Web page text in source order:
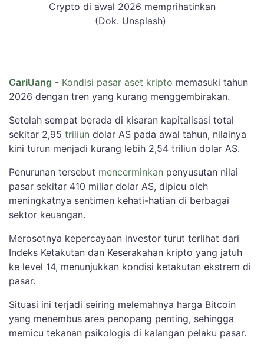
Crypto di awal 2026 memprihatinkan
(Dok. Unsplash)
CariUang - Kondisi pasar aset kripto memasuki tahun
2026 dengan tren yang kurang menggembirakan.
Setelah sempat berada di kisaran kapitalisasi total
sekitar 2,95 triliun dolar AS pada awal tahun, nilainya
kini turun menjadi kurang lebih 2,54 triliun dolar AS.
Penurunan tersebut mencerminkan penyusutan nilai
pasar sekitar 410 miliar dolar AS, dipicu oleh
meningkatnya sentimen kehati-hatian di berbagai
sektor keuangan.
Merosotnya kepercayaan investor turut terlihat dari
Indeks Ketakutan dan Keserakahan kripto yang jatuh
ke level 14, menunjukkan kondisi ketakutan ekstrem di
pasar.
Situasi ini terjadi seiring melemahnya harga Bitcoin
yang menembus area penopang penting, sehingga
memicu tekanan psikologis di kalangan pelaku pasar.